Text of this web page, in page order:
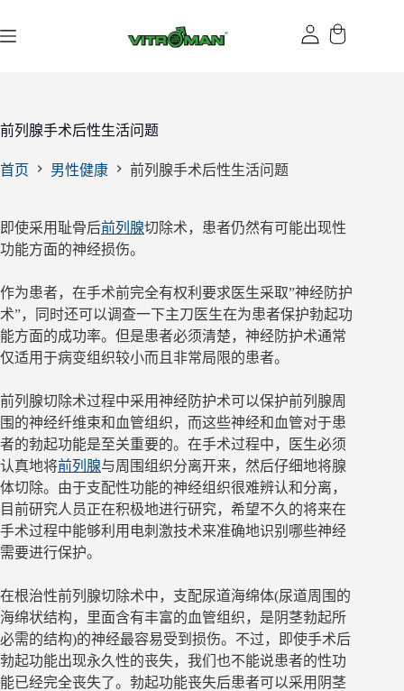
过
前列腺手术后性生活问题
首页 男性健康 前列腺手术后性生活问题
即使采用耻骨后前列腺切除术，患者仍然有可能出现性
功能方面的神经损伤。
作为患者，在手术前完全有权利要求医生采取”神经防护
术”，同时还可以调查一下主刀医生在为患者保护勃起功
能方面的成功率。但是患者必须清楚，神经防护术通常
仅适用于病变组织较小而且非常局限的患者。
前列腺切除术过程中采用神经防护术可以保护前列腺周
围的神经纤维束和血管组织，而这些神经和血管对于患
者的勃起功能是至关重要的。在手术过程中，医生必须
认真地将前列腺与周围组织分离开来，然后仔细地将腺
体切除。由于支配性功能的神经组织很难辨认和分离，
目前研究人员正在积极地进行研究，希望不久的将来在
手术过程中能够利用电刺激技术来准确地识别哪些神经
需要进行保护。
在根治性前列腺切除术中，支配尿道海绵体(尿道周围的
海绵状结构，里面含有丰富的血管组织，是阴茎勃起所
必需的结构)的神经最容易受到损伤。不过，即使手术后
勃起功能出现永久性的丧失，我们也不能说患者的性功
能已经完全丧失了。勃起功能丧失后患者可以采用阴茎